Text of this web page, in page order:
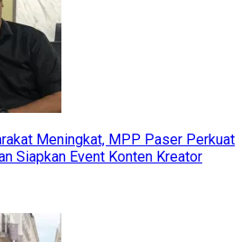
Meningkat, MPP Paser Perkuat
Siapkan Event Konten Kreator